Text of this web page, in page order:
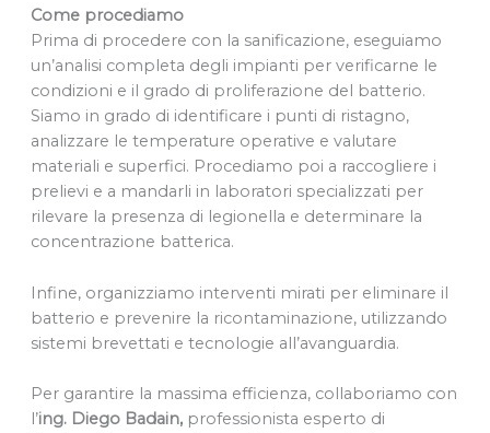
Come procediamo
Prima di procedere con la sanificazione, eseguiamo
un’analisi completa degli impianti per verificarne le
condizioni e il grado di proliferazione del batterio.
Siamo in grado di identificare i punti di ristagno,
analizzare le temperature operative e valutare
materiali e superfici. Procediamo poi a raccogliere i
prelievi e a mandarli in laboratori specializzati per
rilevare la presenza di legionella e determinare la
concentrazione batterica.
Infine, organizziamo interventi mirati per eliminare il
batterio e prevenire la ricontaminazione, utilizzando
sistemi brevettati e tecnologie all’avanguardia.
Per garantire la massima efficienza, collaboriamo con
l’ing. Diego Badain, professionista esperto di